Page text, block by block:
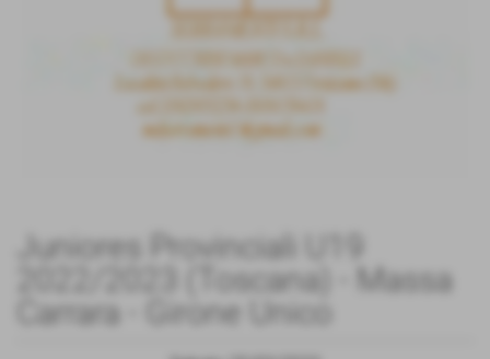
Juniores Provinciali U19
2022/2023 (Toscana) - Massa
Carrara - Girone Unico